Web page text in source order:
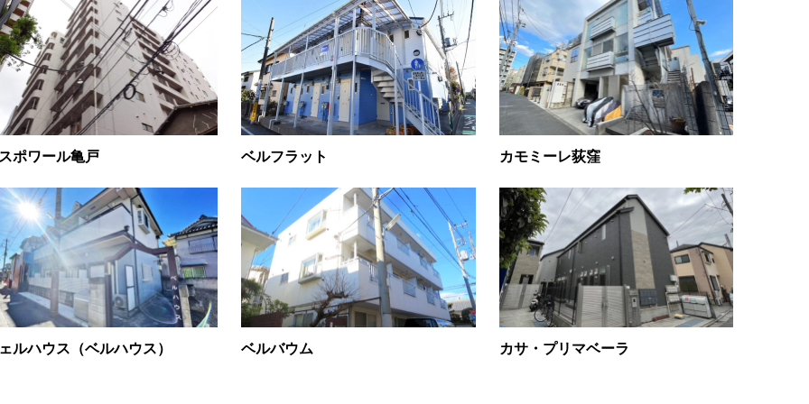
ポワール亀戸 ベルフラット カモミーレ荻窪
ルハウス（ベルハウス） ベルバウム カサ・プリマベーラ